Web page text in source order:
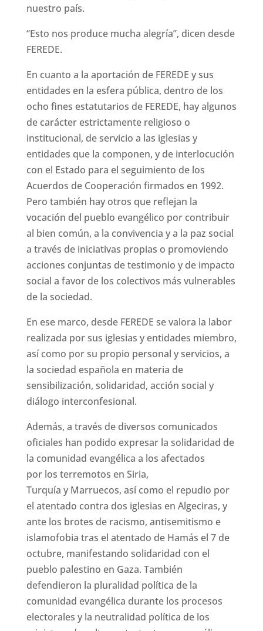
nuestro país.
“Esto nos produce mucha alegría”, dicen desde
FEREDE.
En cuanto a la aportación de FEREDE y sus
entidades en la esfera pública, dentro de los
ocho fines estatutarios de FEREDE, hay algunos
de carácter estrictamente religioso o
institucional, de servicio a las iglesias y
entidades que la componen, y de interlocución
con el Estado para el seguimiento de los
Acuerdos de Cooperación firmados en 1992.
Pero también hay otros que reflejan la
vocación del pueblo evangélico por contribuir
al bien común, a la convivencia y a la paz social
a través de iniciativas propias o promoviendo
acciones conjuntas de testimonio y de impacto
social a favor de los colectivos más vulnerables
de la sociedad.
En ese marco, desde FEREDE se valora la labor
realizada por sus iglesias y entidades miembro,
así como por su propio personal y servicios, a
la sociedad española en materia de
sensibilización, solidaridad, acción social y
diálogo interconfesional.
Además, a través de diversos comunicados
oficiales han podido expresar la solidaridad de
la comunidad evangélica a los afectados
por los terremotos en Siria,
Turquía y Marruecos, así como el repudio por
el atentado contra dos iglesias en Algeciras, y
ante los brotes de racismo, antisemitismo e
islamofobia tras el atentado de Hamás el 7 de
octubre, manifestando solidaridad con el
pueblo palestino en Gaza. También
defendieron la pluralidad política de la
comunidad evangélica durante los procesos
electorales y la neutralidad política de los